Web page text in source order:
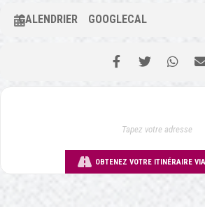
CALENDRIER GOOGLECAL
OBTENEZ VOTRE ITINÉRAIRE